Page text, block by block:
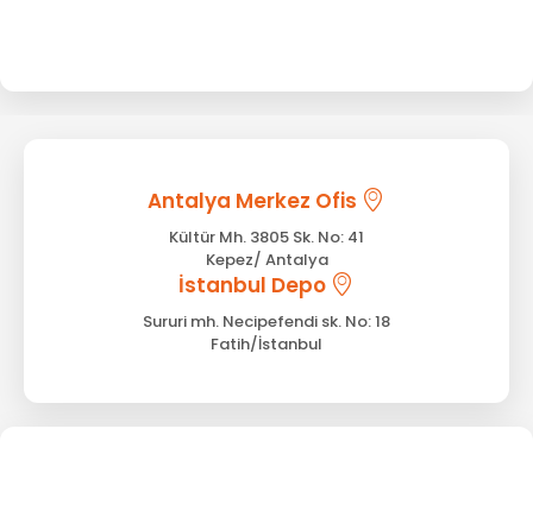
Antalya Merkez Ofis
Kültür Mh. 3805 Sk. No: 41
Kepez/ Antalya
İstanbul Depo
Sururi mh. Necipefendi sk. No: 18
Fatih/İstanbul